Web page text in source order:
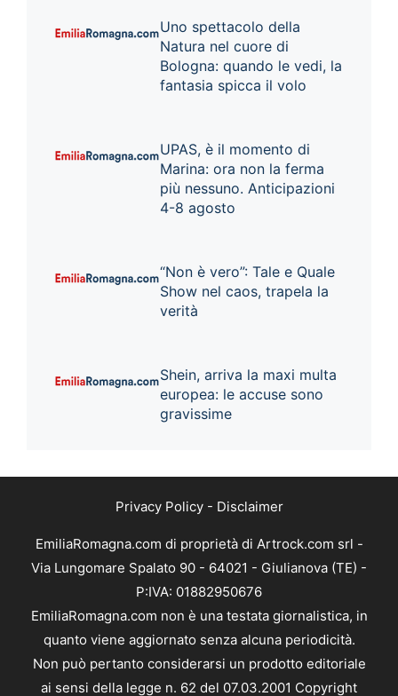
Uno spettacolo della
Natura nel cuore di
Bologna: quando le vedi, la
fantasia spicca il volo
UPAS, è il momento di
Marina: ora non la ferma
più nessuno. Anticipazioni
4-8 agosto
“Non è vero”: Tale e Quale
Show nel caos, trapela la
verità
Shein, arriva la maxi multa
europea: le accuse sono
gravissime
Privacy Policy- Disclaimer
EmiliaRomagna.com di proprietà di Artrock.com srl -
Via Lungomare Spalato 90 - 64021 - Giulianova (TE) -
P:IVA: 01882950676
EmiliaRomagna.com non è una testata giornalistica, in
quanto viene aggiornato senza alcuna periodicità.
Non può pertanto considerarsi un prodotto editoriale
ai sensi della legge n. 62 del 07.03.2001 Copyright